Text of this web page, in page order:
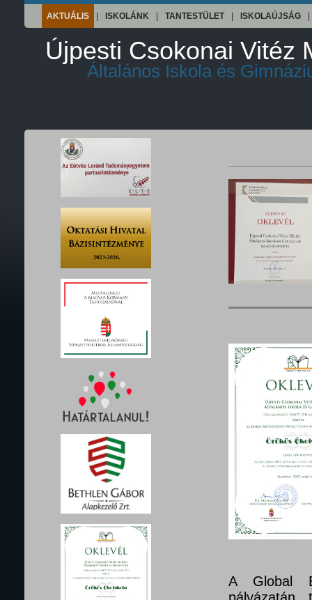
AKTUÁLIS ISKOLÁNK TANTESTÜLET ISKOLAÚJSÁG
Újpesti Csokonai Vitéz
Általános Iskola és
A Global